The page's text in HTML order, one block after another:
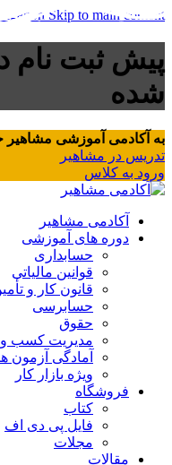
Skip to main content
پیش ثبت نام
شده
به آکادمی آموزشی مشاهیر
تدریس در مشاهیر
ورود به کلاس
آکادمی مشاهیر
دوره های آموزشی
حسابداری
قوانین مالیاتی
قانون کار و
حسابرسی
حقوق
مدیریت کسب و
آمادگی آزمون
ویژه بازار کار
فروشگاه
کتاب
فایل پی دی اف
مجلات
مقالات